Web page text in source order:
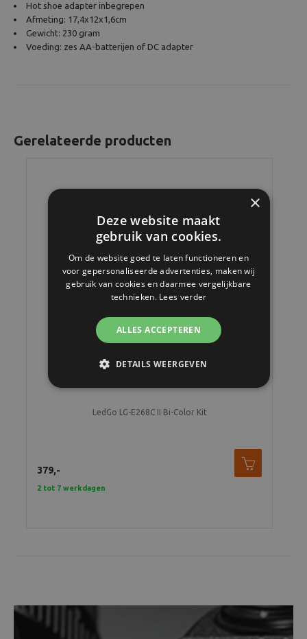
Hot shoe adapter inbegrepen
Afmeting: 17,4x12x1,6cm
Gewicht: 230 gram
Voeding: zes AA-batterijen of DC adapter
Gerelateerde producten
LedGo LG-E268C II Bi-Color Kit
379,-
2 tot 7 werkdagen
×
Deze website maakt
gebruik van cookies.
Om de website goed te laten functioneren en
voor gepersonaliseerde advertenties, maken wij
gebruik van cookies en daarmee vergelijkbare
technieken. Lees verder
ALLES ACCEPTEREN
DETAILS WEERGEVEN